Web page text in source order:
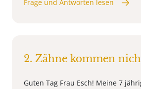
Frage und Antworten lesen
2. Zähne kommen
Guten Tag Frau Esch! Meine 7